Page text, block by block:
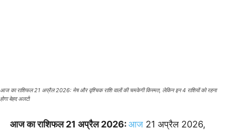
आज का राशिफल 21 अप्रैल 2026: मेष और वृश्चिक राशि वालों की चमकेगी किस्मत, लेकिन इन 4 राशियों को रहना
होगा बेहद अलर्ट!
आज का राशिफल 21 अप्रैल 2026: आज 21 अप्रैल 2026,